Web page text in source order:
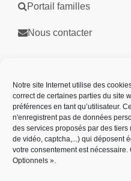
Notre site Internet utilise des
correct de certaines parties du site
préférences en tant qu’utilisateur.
n'enregistrent pas de données
des services proposés par des
de vidéo, captcha,...) qui déposent
votre consentement est
Optionnels ».
Portail familles
Nous contacter